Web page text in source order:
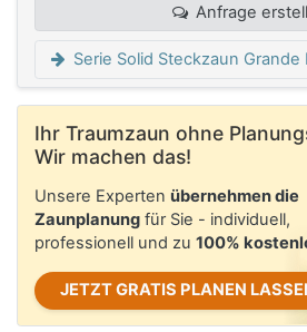
Anfrage
Serie Solid Steckzaun Grande
Ihr Traumzaun ohne
Wir machen das!
Unsere Experten übernehmen die
Zaunplanungfür Sie - individuell,
professionell und zu 100%
JETZT GRATIS PLANEN